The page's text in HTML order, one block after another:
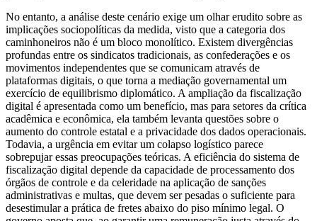
No entanto, a análise deste cenário exige um olhar erudito sobre as
implicações sociopolíticas da medida, visto que a categoria dos
caminhoneiros não é um bloco monolítico. Existem divergências
profundas entre os sindicatos tradicionais, as confederações e os
movimentos independentes que se comunicam através de
plataformas digitais, o que torna a mediação governamental um
exercício de equilibrismo diplomático. A ampliação da fiscalização
digital é apresentada como um benefício, mas para setores da crítica
acadêmica e econômica, ela também levanta questões sobre o
aumento do controle estatal e a privacidade dos dados operacionais.
Todavia, a urgência em evitar um colapso logístico parece
sobrepujar essas preocupações teóricas. A eficiência do sistema de
fiscalização digital depende da capacidade de processamento dos
órgãos de controle e da celeridade na aplicação de sanções
administrativas e multas, que devem ser pesadas o suficiente para
desestimular a prática de fretes abaixo do piso mínimo legal. O